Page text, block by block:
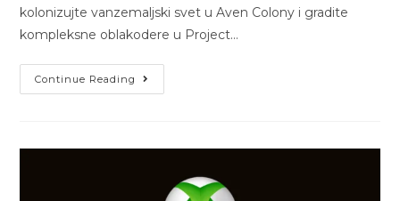
kolonizujte vanzemaljski svet u Aven Colony i gradite
kompleksne oblakodere u Project…
Continue Reading